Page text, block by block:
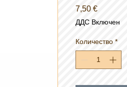
7,50 €Цена
ДДС Включен
Количество *